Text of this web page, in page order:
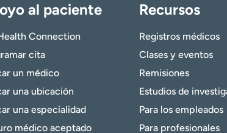
al paciente
Connection
cita
un médico
una ubicación
una especialidad
médico aceptado
Recursos
Registros médicos
Clases y eventos
Remisiones
Estudios de
Para los empleados
Para profesionales